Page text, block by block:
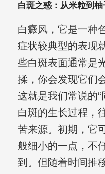
白斑之惑：从米粒到
白癜风，它是一种
症状较典型的表现
些白斑表面通常是
揉，你会发现它们
这就是我们常说的“
白斑的生长过程，
苦来源。初期，它
般细小的一点，不
到。但随着时间推